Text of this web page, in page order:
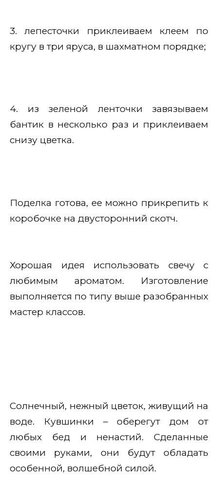
3. лепесточки приклеиваем клеем по
кругу в три яруса, в шахматном порядке;
4. из зеленой ленточки завязываем
бантик в несколько раз и приклеиваем
снизу цветка.
Поделка готова, ее можно прикрепить к
коробочке на двусторонний скотч.
Хорошая идея использовать свечу с
любимым ароматом. Изготовление
выполняется по типу выше разобранных
мастер классов.
Солнечный, нежный цветок, живущий на
воде. Кувшинки – оберегут дом от
любых бед и ненастий. Сделанные
своими руками, они будут обладать
особенной, волшебной силой.